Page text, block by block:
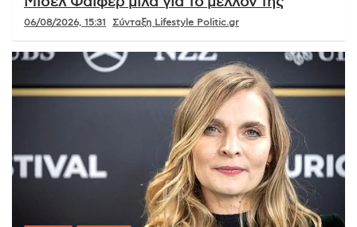
06/08/2026, 15:31 Σύνταξη Lifestyle Politic.gr